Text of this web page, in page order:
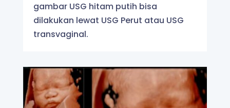
gambar USG hitam putih bisa
dilakukan lewat USG Perut atau USG
transvaginal.